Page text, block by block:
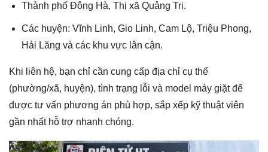
Thành phố Đông Hà, Thị xã Quảng Trị.
Các huyện: Vĩnh Linh, Gio Linh, Cam Lộ, Triệu Phong,
Hải Lăng và các khu vực lân cận.
Khi liên hệ, bạn chỉ cần cung cấp địa chỉ cụ thể
(phường/xã, huyện), tình trạng lỗi và model máy giặt để
được tư vấn phương án phù hợp, sắp xếp kỹ thuật viên
gần nhất hỗ trợ nhanh chóng.